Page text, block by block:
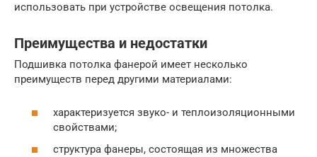
использовать при устройстве освещения потолка.
Преимущества и недостатки
Подшивка потолка фанерой имеет несколько
преимуществ перед другими материалами:
характеризуется звуко- и теплоизоляционными
свойствами;
структура фанеры, состоящая из множества